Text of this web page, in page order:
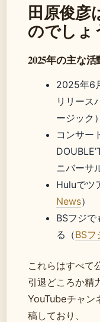
田原俊彦
のでしょ
2025年の主な活
2025年6
リリース
ージック）
コンサー
ニバーサ
Huluでツ
News）
BSフジ
る（BSフ
これらはすべて
引退どころか精
YouTubeチャン
稿しており、